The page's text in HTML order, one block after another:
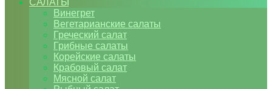
САЛАТЫ
Винегрет
Вегетарианские салаты
Греческий салат
Грибные салаты
Корейские салаты
Крабовый салат
Мясной салат